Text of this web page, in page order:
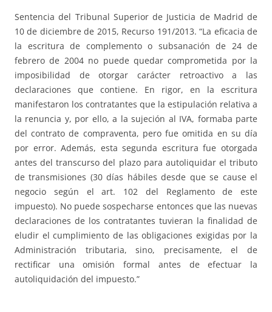
Sentencia del Tribunal Superior de Justicia de Madrid de
10 de diciembre de 2015, Recurso 191/2013. “La eficacia de
la escritura de complemento o subsanación de 24 de
febrero de 2004 no puede quedar comprometida por la
imposibilidad de otorgar carácter retroactivo a las
declaraciones que contiene. En rigor, en la escritura
manifestaron los contratantes que la estipulación relativa a
la renuncia y, por ello, a la sujeción al IVA, formaba parte
del contrato de compraventa, pero fue omitida en su día
por error. Además, esta segunda escritura fue otorgada
antes del transcurso del plazo para autoliquidar el tributo
de transmisiones (30 días hábiles desde que se cause el
negocio según el art. 102 del Reglamento de este
impuesto). No puede sospecharse entonces que las nuevas
declaraciones de los contratantes tuvieran la finalidad de
eludir el cumplimiento de las obligaciones exigidas por la
Administración tributaria, sino, precisamente, el de
rectificar una omisión formal antes de efectuar la
autoliquidación del impuesto.”